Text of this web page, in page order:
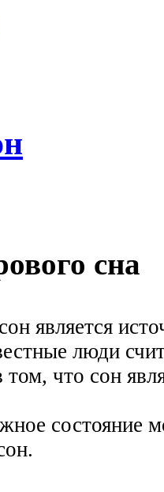
сна
является
люди
что сон
состояние